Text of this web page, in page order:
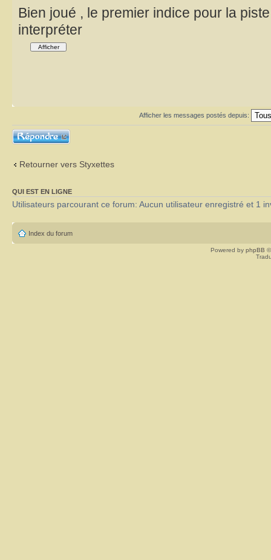
Bien joué , le premier indice pour la
interpréter
Afficher les messages postés depuis:
Répondre
Retourner vers Styxettes
QUI EST EN LIGNE
Utilisateurs parcourant ce forum: Aucun utilisateur enregistré et 1
Index du forum
Powered by phpBB